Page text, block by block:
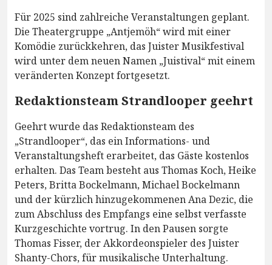
Für 2025 sind zahlreiche Veranstaltungen geplant.
Die Theatergruppe „Antjemöh“ wird mit einer
Komödie zurückkehren, das Juister Musikfestival
wird unter dem neuen Namen „Juistival“ mit einem
veränderten Konzept fortgesetzt.
Redaktionsteam Strandlooper geehrt
Geehrt wurde das Redaktionsteam des
„Strandlooper“, das ein Informations- und
Veranstaltungsheft erarbeitet, das Gäste kostenlos
erhalten. Das Team besteht aus Thomas Koch, Heike
Peters, Britta Bockelmann, Michael Bockelmann
und der kürzlich hinzugekommenen Ana Dezic, die
zum Abschluss des Empfangs eine selbst verfasste
Kurzgeschichte vortrug. In den Pausen sorgte
Thomas Fisser, der Akkordeonspieler des Juister
Shanty-Chors, für musikalische Unterhaltung.